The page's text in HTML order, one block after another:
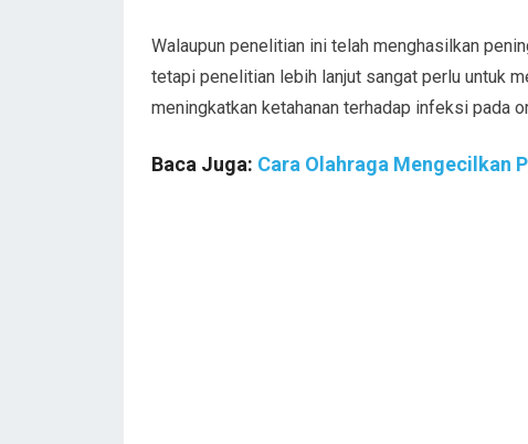
Walaupun penelitian ini telah menghasilkan
tetapi penelitian lebih lanjut sangat perlu untuk
meningkatkan ketahanan terhadap infeksi pada
Baca Juga: Cara Olahraga Mengecilkan